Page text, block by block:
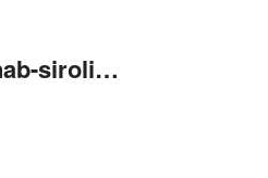
sirolimus)在美国申